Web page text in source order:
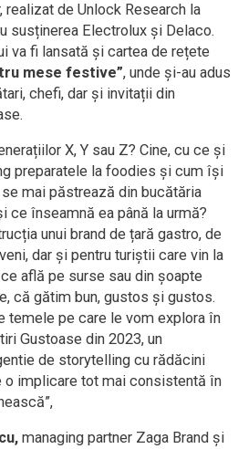
de Unlock Research la
susținerea Electrolux și Delaco.
va fi lansată și cartea de rețete
mese festive”, unde și-au adus
chefi, dar și invitații din
X, Y sau Z? Cine, cu ce și
preparatele la foodies și cum își
mai păstrează din bucătăria
ce înseamnă ea până la urmă?
unui brand de țară gastro, de
dar și pentru turiștii care vin la
află pe surse sau din șoapte
că gătim bun, gustos și gustos.
temele pe care le vom explora în
Gustoase din 2023, un
de storytelling cu rădăcini
o implicare tot mai consistentă în
managing partner Zaga Brand și